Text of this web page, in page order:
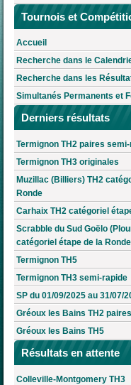
Tournois et
Accueil
Recherche dans le
Recherche dans les
Simultanés Permanents et
Derniers résultats
Termignon TH2 paires
Termignon TH3 originales
Muzillac (Billiers) TH2
Ronde
Carhaix TH2 catégoriel
Scrabble du Sud Goëlo
catégoriel étape de la Ronde
Termignon TH5
Termignon TH3 semi-rapide
SP du 01/09/2025 au 31/07/
Gréoux les Bains TH2
Gréoux les Bains TH5
Résultats en attente
Colleville-Montgomery TH3